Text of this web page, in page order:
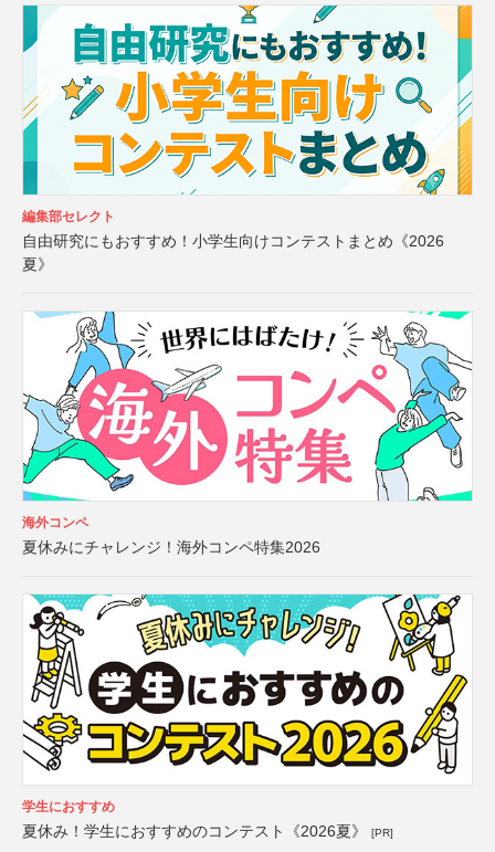
編集部セレクト
自由研究にもおすすめ！小学生向けコンテストまとめ《2026
夏》
海外コンペ
夏休みにチャレンジ！海外コンペ特集2026
学生におすすめ
夏休み！学生におすすめのコンテスト《2026夏》 [PR]